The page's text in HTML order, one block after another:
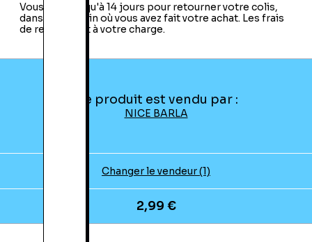
Vous avez jusqu'à 14 jours pour retourner votre colis,
dans le magasin où vous avez fait votre achat. Les frais
de retour sont à votre charge.
Ce produit est vendu par :
NICE BARLA
Changer le vendeur (1)
2,99 €